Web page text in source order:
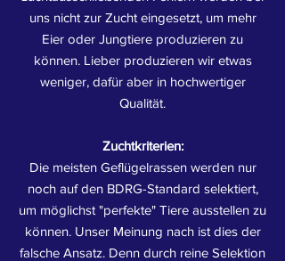
uns nicht zur Zucht eingesetzt, um mehr
Eier oder Jungtiere produzieren zu
können. Lieber produzieren wir etwas
weniger, dafür aber in hochwertiger
Qualität.
Zuchtkriterien:
Die meisten Geflügelrassen werden nur
noch auf den BDRG-Standard selektiert,
um möglichst "perfekte" Tiere ausstellen zu
können. Unser Meinung nach ist dies der
falsche Ansatz. Denn durch reine Selektion